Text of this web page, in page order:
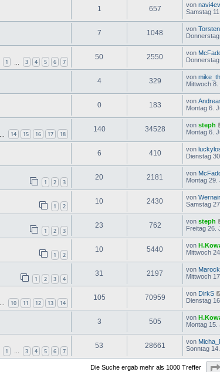
1 657 von
Samstag
7 1048 von Torsten
1 3 4 5 6 7
50 2550 von
4 329 von
Mittwoch
0 183 von
Montag 6.
14 15 16 17 18
140 34528 von steph
Montag 6.
6 410 von
Dienstag
1 2 3
20 2181 von
Montag 29.
1 2
10 2430 von Wernair
Samstag
1 2 3
23 762 von steph
Freitag 26.
1 2
10 5440 von
Mittwoch
1 2 3 4
31 2197 von Marock
Mittwoch
… 10 11 12 13 14
105 70959 von DirkS
Dienstag
3 505 von
Montag 15.
1 … 3 4 5 6 7
53 28661 von
Sonntag
Die Suche ergab mehr als 1000 Treffer